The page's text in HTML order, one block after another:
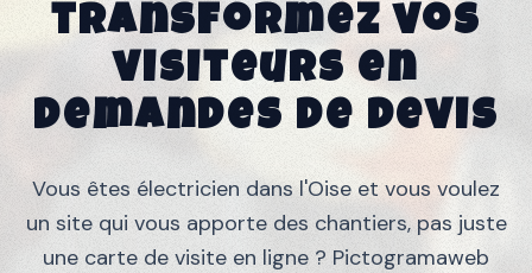
transformez vos
visiteurs en
demandes de devis
Vous êtes électricien dans l'Oise et vous voulez
un site qui vous apporte des chantiers, pas juste
une carte de visite en ligne ? Pictogramaweb